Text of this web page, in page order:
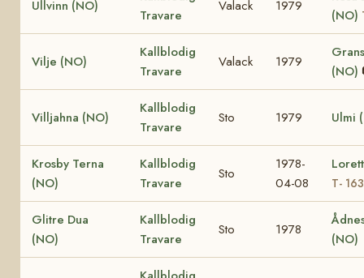
Ullvinn (NO)
Travare
Valack 1979
(NO)
Vilje (NO)
Kallblodig
Travare
Valack 1979
(NO)
Villjahna (NO)
Kallblodig
Travare
Sto 1979 Ulmi
Krosby Terna
(NO)
Kallblodig
Travare
Sto
1978-
04-08
T-
Glitre Dua
(NO)
Kallblodig
Travare
Sto 1978
(NO)